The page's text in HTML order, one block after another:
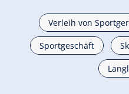
Verleih von
Sportgeschäft